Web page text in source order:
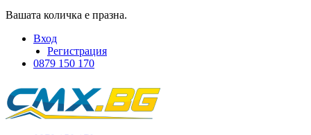
Вашата количка е празна.
Вход
Регистрация
0879 150 170